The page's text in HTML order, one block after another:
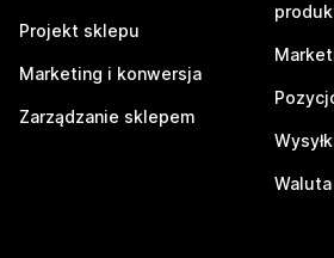
Projekt sklepu
Marketing i konwersja
Zarządzanie sklepem